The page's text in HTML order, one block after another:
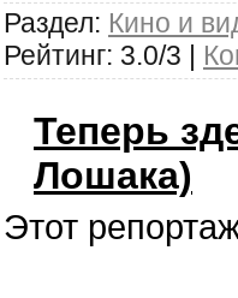
Раздел: Кино и
Рейтинг: 3.0/3 |
Теперь
Лошака)
Этот